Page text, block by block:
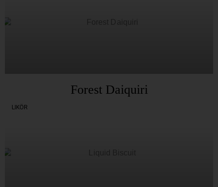
Forest Daiquiri
LIKÖR